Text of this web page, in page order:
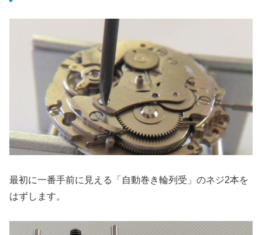
最初に一番手前に見える「自動巻き輪列受」のネジ2本を
はずします。